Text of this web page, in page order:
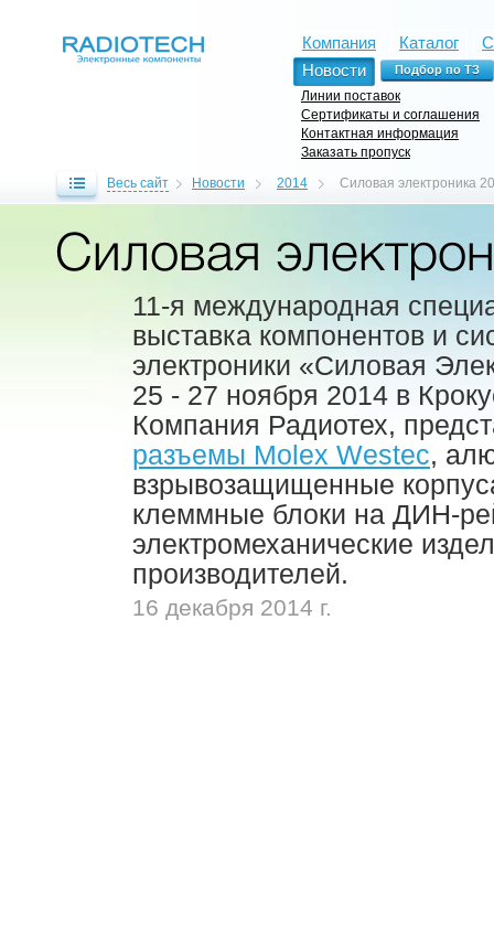
Компания Каталог
Новости
Линии поставок
Сертификаты и соглашения
Контактная информация
Заказать пропуск
Весь сайт Новости 2014 Силовая электроника
Силовая
11-я международная
выставка компонентов и
электроники «Силовая
25 - 27 ноября 2014 в
Компания Радиотех,
разъемы Molex Westec,
взрывозащищенные
клеммные блоки на ДИН-
электромеханические
производителей.
16 декабря 2014 г.